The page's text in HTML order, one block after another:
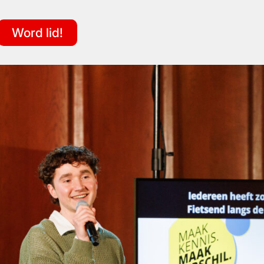
Word lid!